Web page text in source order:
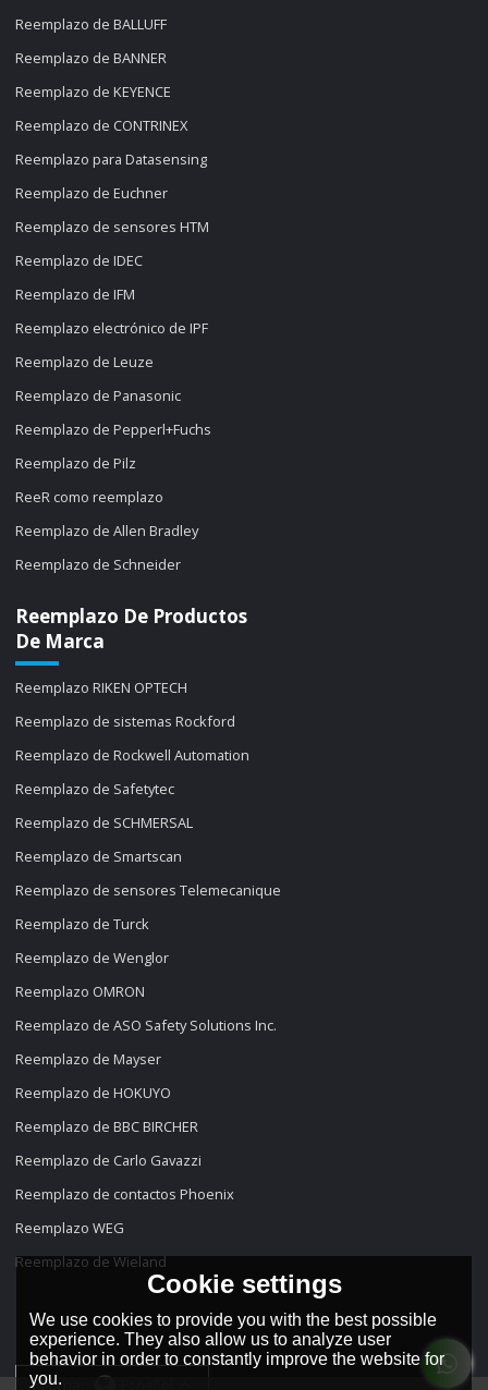
Reemplazo de BALLUFF
Reemplazo de BANNER
Reemplazo de KEYENCE
Reemplazo de CONTRINEX
Reemplazo para Datasensing
Reemplazo de Euchner
Reemplazo de sensores HTM
Reemplazo de IDEC
Reemplazo de IFM
Reemplazo electrónico de IPF
Reemplazo de Leuze
Reemplazo de Panasonic
Reemplazo de Pepperl+Fuchs
Reemplazo de Pilz
ReeR como reemplazo
Reemplazo de Allen Bradley
Reemplazo de Schneider
Reemplazo De Productos
De Marca
Reemplazo RIKEN OPTECH
Reemplazo de sistemas Rockford
Reemplazo de Rockwell Automation
Reemplazo de Safetytec
Reemplazo de SCHMERSAL
Reemplazo de Smartscan
Reemplazo de sensores Telemecanique
Reemplazo de Turck
Reemplazo de Wenglor
Reemplazo OMRON
Reemplazo de ASO Safety Solutions Inc.
Reemplazo de Mayser
Reemplazo de HOKUYO
Reemplazo de BBC BIRCHER
Reemplazo de Carlo Gavazzi
Reemplazo de contactos Phoenix
Reemplazo WEG
Reemplazo de Wieland
idioma:
Cookie settings
We use cookies to provide you with the best possible
experience. They also allow us to analyze user
behavior in order to constantly improve the website for
you.